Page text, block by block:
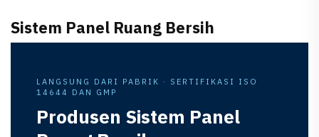
Sistem Panel Ruang Bersih
LANGSUNG DARI PABRIK · SERTIFIKASI ISO
14644 DAN GMP
Produsen Sistem Panel